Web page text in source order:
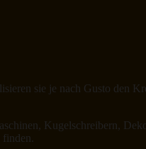
sie je nach Gusto den
Kugelschreibern,
finden.